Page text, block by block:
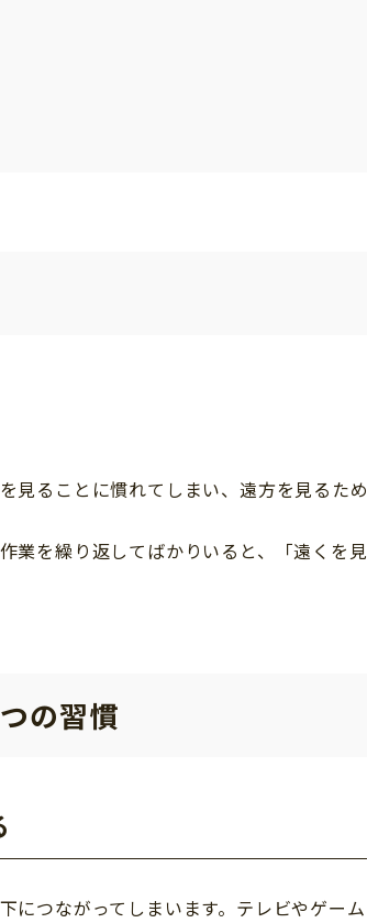
見ることに慣れてしまい、遠方を見るため
業を繰り返してばかりいると、「遠くを見
の習慣
につながってしまいます。テレビやゲーム